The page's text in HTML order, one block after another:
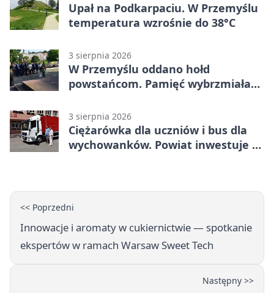
Upał na Podkarpaciu. W Przemyślu
temperatura wzrośnie do 38°C
3 sierpnia 2026
W Przemyślu oddano hołd
powstańcom. Pamięć wybrzmiała
3 sierpnia 2026
Ciężarówka dla uczniów i bus dla
wychowanków. Powiat inwestuje w
<< Poprzedni
Innowacje i aromaty w cukiernictwie — spotkanie
ekspertów w ramach Warsaw Sweet Tech
Następny >>